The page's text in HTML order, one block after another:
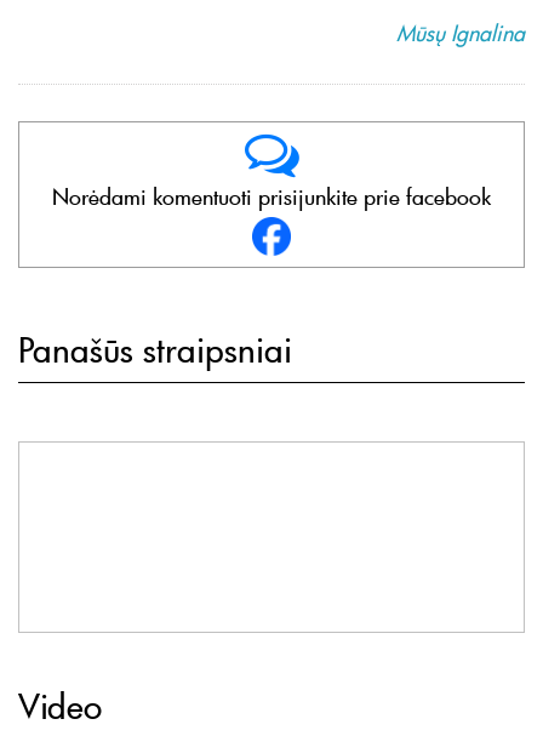
Mūsų Ignalina
Norėdami komentuoti prisijunkite prie facebook
Panašūs straipsniai
Video